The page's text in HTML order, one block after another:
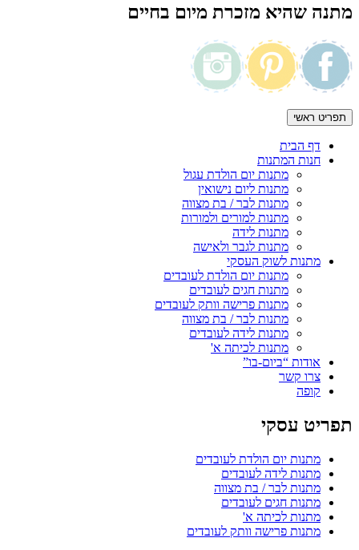
מתנה שהיא מזכרת מיום בחיים
תפריט ראשי
דף הבית
חנות המתנות
מתנות יום הולדת עגול
מתנות ליום נישואין
מתנות לבר / בת מצווה
מתנות למורים ולמורות
מתנות לידה
מתנות לגבר ולאישה
מתנות לשוק העסקי
מתנות יום הולדת לעובדים
מתנות חגים לעובדים
מתנות פרישה וותק לעובדים
מתנות לבר / בת מצווה
מתנות לידה לעובדים
מתנות לכיתה א'
אודות “ביום-בו”
צרו קשר
קופה
תפריט עסקי
מתנות יום הולדת לעובדים
מתנות לידה לעובדים
מתנות לבר / בת מצווה
מתנות חגים לעובדים
מתנות לכיתה א'
מתנות פרישה וותק לעובדים